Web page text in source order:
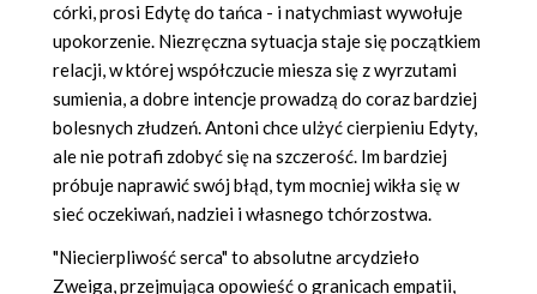
córki, prosi Edytę do tańca - i natychmiast wywołuje
upokorzenie. Niezręczna sytuacja staje się początkiem
relacji, w której współczucie miesza się z wyrzutami
sumienia, a dobre intencje prowadzą do coraz bardziej
bolesnych złudzeń. Antoni chce ulżyć cierpieniu Edyty,
ale nie potrafi zdobyć się na szczerość. Im bardziej
próbuje naprawić swój błąd, tym mocniej wikła się w
sieć oczekiwań, nadziei i własnego tchórzostwa.
"Niecierpliwość serca" to absolutne arcydzieło
Zweiga, przejmująca opowieść o granicach empatii,